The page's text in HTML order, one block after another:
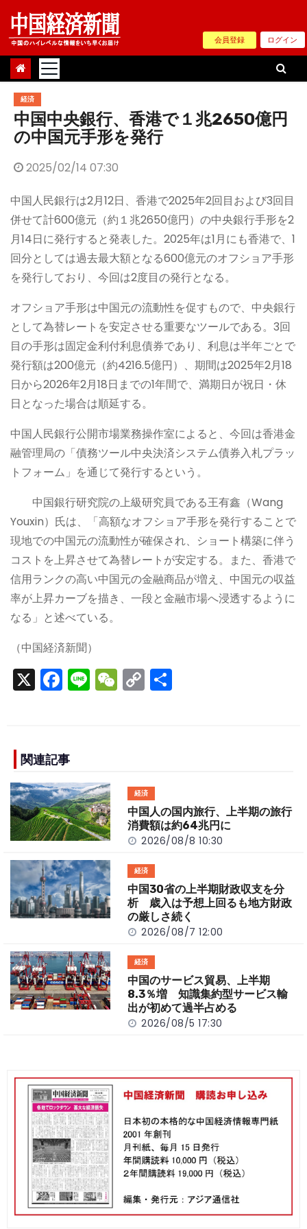
Skip
content
会員登録 ログイン
経済
中国中央銀行、香港で１兆2650億円
の中国元手形を発行
2025/02/14 07:30
中国人民銀行は2月12日、香港で2025年2回目および3回目
併せて計600億元（約１兆2650億円）の中央銀行手形を2
月14日に発行すると発表した。2025年は1月にも香港で、1
回分としては過去最大額となる600億元のオフショア手形
を発行しており、今回は2度目の発行となる。
オフショア手形は中国元の流動性を促すもので、中央銀行
として為替レートを安定させる重要なツールである。3回
目の手形は固定金利付利息債券であり、利息は半年ごとで
発行額は200億元（約4216.5億円）、期間は2025年2月18
日から2026年2月18日までの1年間で、満期日が祝日・休
日となった場合は順延する。
中国人民銀行公開市場業務操作室によると、今回は香港金
融管理局の「債務ツール中央決済システム債券入札プラッ
トフォーム」を通じて発行するという。
中国銀行研究院の上級研究員である王有鑫（Wang
Youxin）氏は、「高額なオフショア手形を発行することで
現地での中国元の流動性が確保され、ショート構築に伴う
コストを上昇させて為替レートが安定する。また、香港で
信用ランクの高い中国元の金融商品が増え、中国元の収益
率が上昇カーブを描き、一段と金融市場へ浸透するように
なる」と述べている。
（中国経済新聞）
X F
a
e
b
o
o
k
Li
n
W
e
C
o
n
k
関連記事
経済
中国人の国内旅行、上半期の旅行
消費額は約64兆円に
2026/08/8 10:30
経済
中国30省の上半期財政収支を分
析 歳入は予想上回るも地方財政
の厳しさ続く
2026/08/7 12:00
経済
中国のサービス貿易、上半期
8.3％増 知識集約型サービス輸
出が初めて過半占める
2026/08/5 17:30